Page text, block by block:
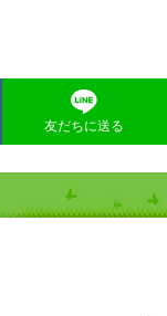
友だちに送る